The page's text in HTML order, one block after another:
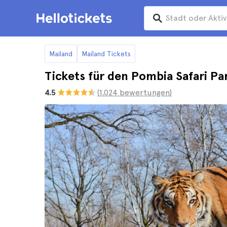
Mailand Mailand Tickets
Tickets für den Pombia Safari
4.5 (1.024 bewertungen)